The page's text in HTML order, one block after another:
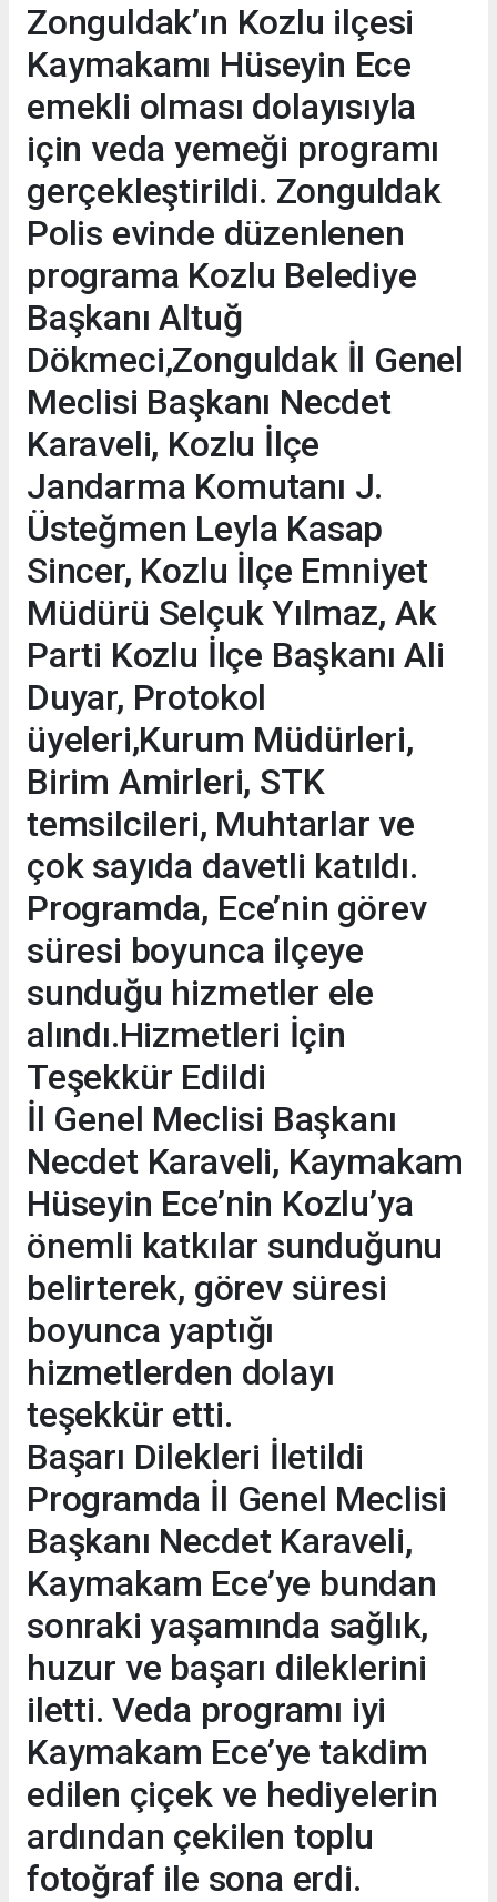
Zonguldak’ın Kozlu ilçesi
Kaymakamı Hüseyin Ece
emekli olması dolayısıyla
için veda yemeği programı
gerçekleştirildi. Zonguldak
Polis evinde düzenlenen
programa Kozlu Belediye
Başkanı Altuğ
Dökmeci,Zonguldak İl Genel
Meclisi Başkanı Necdet
Karaveli, Kozlu İlçe
Jandarma Komutanı J.
Üsteğmen Leyla Kasap
Sincer, Kozlu İlçe Emniyet
Müdürü Selçuk Yılmaz, Ak
Parti Kozlu İlçe Başkanı Ali
Duyar, Protokol
üyeleri,Kurum Müdürleri,
Birim Amirleri, STK
temsilcileri, Muhtarlar ve
çok sayıda davetli katıldı.
Programda, Ece’nin görev
süresi boyunca ilçeye
sunduğu hizmetler ele
alındı.Hizmetleri İçin
Teşekkür Edildi
İl Genel Meclisi Başkanı
Necdet Karaveli, Kaymakam
Hüseyin Ece’nin Kozlu’ya
önemli katkılar sunduğunu
belirterek, görev süresi
boyunca yaptığı
hizmetlerden dolayı
teşekkür etti.
Başarı Dilekleri İletildi
Programda İl Genel Meclisi
Başkanı Necdet Karaveli,
Kaymakam Ece’ye bundan
sonraki yaşamında sağlık,
huzur ve başarı dileklerini
iletti. Veda programı iyi
Kaymakam Ece’ye takdim
edilen çiçek ve hediyelerin
ardından çekilen toplu
fotoğraf ile sona erdi.